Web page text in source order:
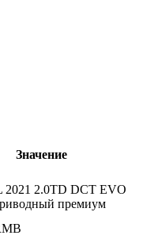
Значение
2021 2.0TD DCT EVO
премиум